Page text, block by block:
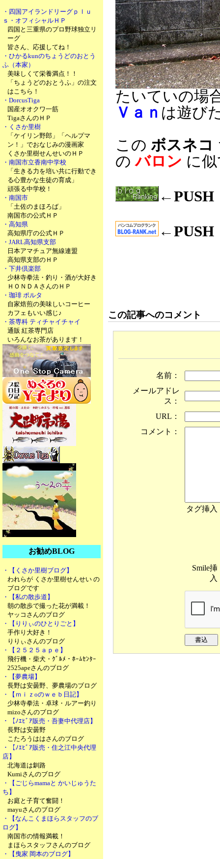
・四国アイランドリーグｐｌｕ
ｓ・オフィシャルＨＰ
四国と三重県のプロ野球独立リ
ーグ
皆さん、応援してね！
・ひかるkunのちょうどのおとう
ふ（本家）
美味しくて栄養満点！！
「ちょうどのおとうふ」の注文
はこちら！
・DorcusTiga
国産オオクワ一筋
TigaさんのＨＰ
・くさか里樹
「ケイリン野郎」「ヘルプマ
ン！」でおなじみの漫画家
くさか里樹せんせいのＨＰ
・南国市立香南中学校
「生きる力を培い共に行動でき
る心豊かな生徒の育成」
頑張る中学校！
・南国市
「土佐のまほろば」
南国市の公式ＨＰ
・高知県
高知県庁の公式ＨＰ
・JARL高知県支部
日本アマチュア無線連盟
高知県支部のＨＰ
・下井倶楽部
少林寺拳法・釣り・酒が大好き
ＨＯＮＤＡさんのＨＰ
・珈琲 ポルタ
自家焙煎の美味しいコーヒー
カフェもいい感じ♪
・茶専科 ティチャイチャイ
通販 紅茶専門店
いろんなお茶があります！
お勧めBLOG
・【くさか里樹ブログ】
われらが くさか里樹せんせい の
ブログです
・【私の散歩道】
朝の散歩で撮った花が満載！
ヤッコさんのブログ
・【りりぃのひとりごと】
手作り大好き！
りりぃさんのブログ
・【２５２５ａｐｅ】
飛行機・柴犬・ｸﾞﾙﾒ・ﾎｰﾑｾﾝﾀｰ
2525apeさんのブログ
・【夢農場】
長野は安曇野、夢農場のブログ
・【ｍｉｚoのｗｅｂ日記】
少林寺拳法・卓球・ルアー釣り
mizoさんのブログ
・【ﾉｴﾋﾞｱ販売・吾妻中代理店】
長野は安曇野
こたろうははさんのブログ
・【ﾉｴﾋﾞｱ販売・住之江中央代理
店】
北海道は釧路
Kumiさんのブログ
・【ごじらmamaと かいじゅうた
ち】
お庭と子育て奮闘！
mayuさんのブログ
・【なんこくまほらスタッフのブ
ログ】
南国市の情報満載！
まほらスタッフさんのブログ
・【曳家 岡本のブログ】
たいていの場
Ｖａｎ は遊び
この ボスネコ
のバロン に
←PUSH
←PUSH
この記事へのコメント
名前：
メールアドレ
ス：
URL：
コメント：
タグ挿入
Smile挿
入